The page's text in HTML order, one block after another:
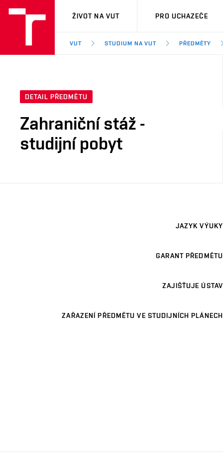
VUT
ŽIVOT NA VUT PRO UCHAZEČE
VUT STUDIUM NA VUT PŘEDMĚTY
DETAIL PŘEDMĚTU
Zahraniční stáž -
studijní pobyt
JAZYK VÝUKY
GARANT PŘEDMĚTU
ZAJIŠŤUJE ÚSTAV
ZAŘAZENÍ PŘEDMĚTU VE STUDIJNÍCH PLÁNECH